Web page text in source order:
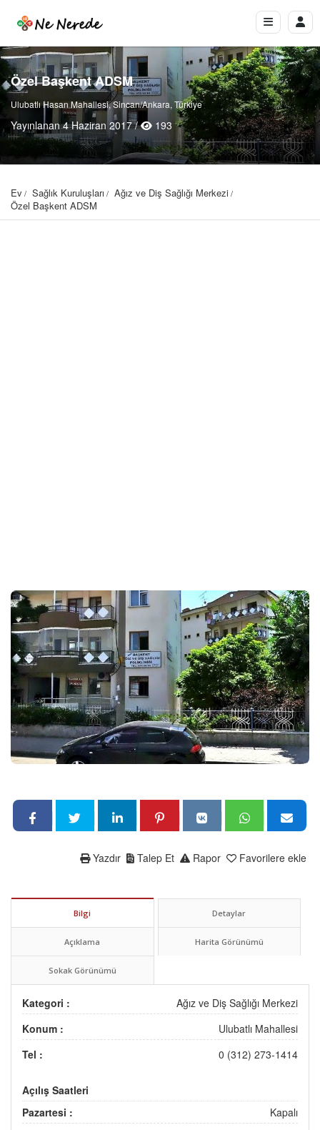
Özel Başkent ADSM
Ulubatlı Hasan Mahallesi, Sincan/Ankara, Türkiye
Yayınlanan 4 Haziran 2017 / 193
Ev Sağlık Kuruluşları
Ağız ve Diş Sağlığı Merkezi
Özel Başkent ADSM
Favorilere ekle
Rapor
Talep Et
Yazdır
Bilgi Detaylar
Açıklama Harita Görünümü
Sokak Görünümü
Kategori :
Ağız ve Diş Sağlığı Merkezi
Konum :
Ulubatlı Mahallesi
Tel :
0 (312) 273-1414
Açılış Saatleri
Pazartesi :
Kapalı